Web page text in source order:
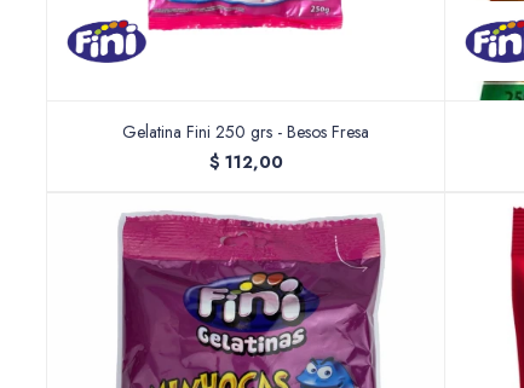
Gelatina Fini 250 grs - Besos Fresa
$ 112,00